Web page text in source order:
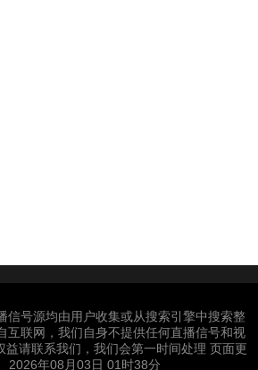
信号源均由用户收集或从搜索引擎中搜索整
互联网，我们自身不提供任何直播信号和视
益请联系我们，我们会第一时间处理 页面更
2026年08月03日 01时38分